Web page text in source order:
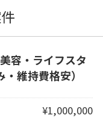
容・ライフスタ
維持費格安）
¥1,000,000